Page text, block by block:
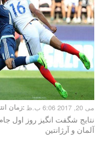
زمان انتشار: می 20, 2017 6:06 ب.ظ
نتایج شگفت انگیز روز اول
آلمان و آرژانتین